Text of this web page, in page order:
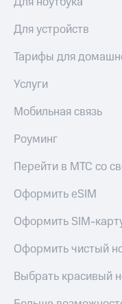
Музыка
КИОН
Гудок
МТС
приложения
Инвестиции
Получайте
онлайн
Страхование
на связь
С картой
МТС
деньги
и получайте
доход 15%
Условия
30%
Для устройств
Тарифы для
Услуги
Мобильная связь
Роуминг
Перейти в МТС со
Оформить eSIM
Оформить SIM-
Оформить чистый
Выбрать красивый